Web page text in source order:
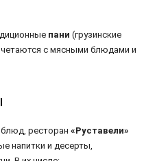
пани (грузинские
с мясными блюдами и
ресторан «Руставели»
напитки и десерты,